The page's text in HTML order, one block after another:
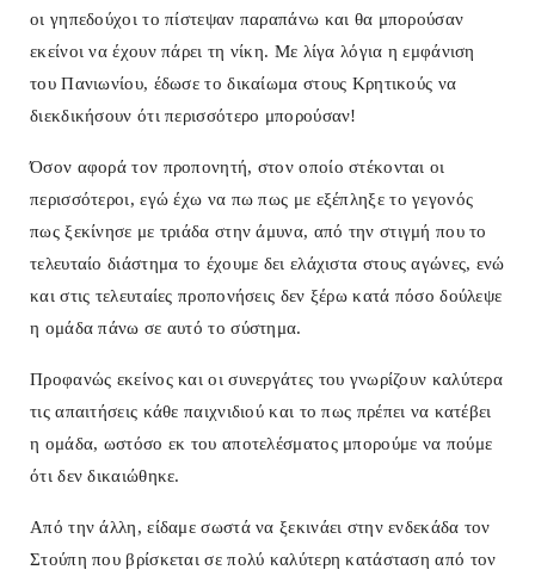
οι γηπεδούχοι το πίστεψαν παραπάνω και θα μπορούσαν
εκείνοι να έχουν πάρει τη νίκη. Με λίγα λόγια η εμφάνιση
του Πανιωνίου, έδωσε το δικαίωμα στους Κρητικούς να
διεκδικήσουν ότι περισσότερο μπορούσαν!
Όσον αφορά τον προπονητή, στον οποίο στέκονται οι
περισσότεροι, εγώ έχω να πω πως με εξέπληξε το γεγονός
πως ξεκίνησε με τριάδα στην άμυνα, από την στιγμή που το
τελευταίο διάστημα το έχουμε δει ελάχιστα στους αγώνες, ενώ
και στις τελευταίες προπονήσεις δεν ξέρω κατά πόσο δούλεψε
η ομάδα πάνω σε αυτό το σύστημα.
Προφανώς εκείνος και οι συνεργάτες του γνωρίζουν καλύτερα
τις απαιτήσεις κάθε παιχνιδιού και το πως πρέπει να κατέβει
η ομάδα, ωστόσο εκ του αποτελέσματος μπορούμε να πούμε
ότι δεν δικαιώθηκε.
Από την άλλη, είδαμε σωστά να ξεκινάει στην ενδεκάδα τον
Στούπη που βρίσκεται σε πολύ καλύτερη κατάσταση από τον